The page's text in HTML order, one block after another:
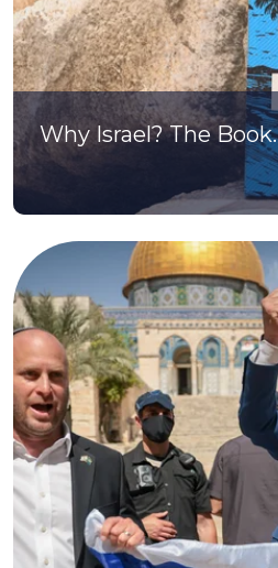
Why Israel? The Book.